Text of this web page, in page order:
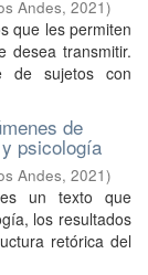
Andes, 2021)
que les permiten
desea transmitir.
de sujetos con
de
psicología
Andes, 2021)
un texto que
los resultados
retórica del